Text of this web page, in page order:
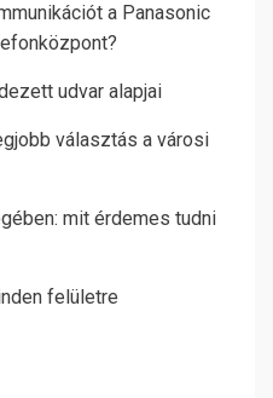
a Panasonic
udvar alapjai
választás a városi
mit érdemes tudni
felületre